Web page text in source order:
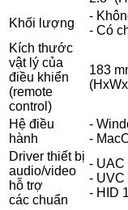
Khối lượng
-
- Có
Kích thước
vật lý của
điều khiển
(remote
control)
183
Hệ điều
hành
-
-
Driver thiết bị
audio/video
hỗ trợ
các chuẩn
- UAC
- UVC
- HID